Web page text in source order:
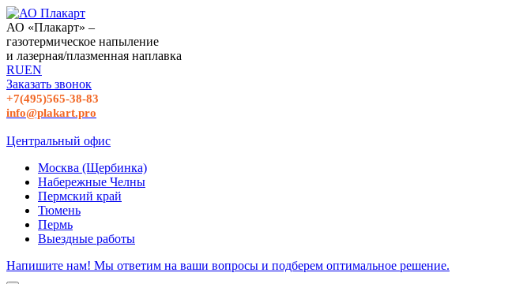
АО «Плакарт» –
газотермическое напыление
и лазерная/плазменная наплавка
RUEN
Заказать звонок
+7(495)565-38-83
info@plakart.pro
Центральный офис
Москва (Щербинка)
Набережные Челны
Пермский край
Тюмень
Пермь
Выездные работы
Напишите нам! Мы ответим на ваши вопросы и подберем оптимальное решение.